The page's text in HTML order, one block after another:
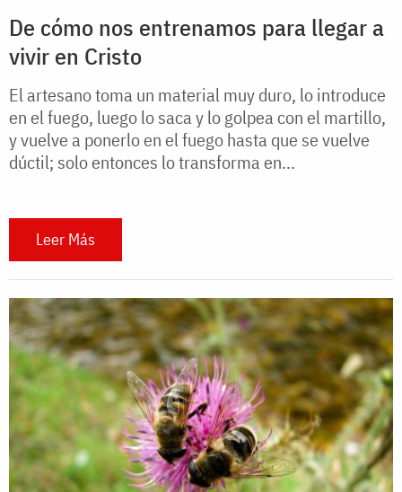
De cómo nos entrenamos para llegar a
vivir en Cristo
El artesano toma un material muy duro, lo introduce
en el fuego, luego lo saca y lo golpea con el martillo,
y vuelve a ponerlo en el fuego hasta que se vuelve
dúctil; solo entonces lo transforma en...
Leer Más